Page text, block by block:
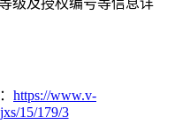
级及授权编号等信息详
https://www.v-
15/179/3